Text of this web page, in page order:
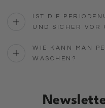
IST DIE
UND SICHER VOR
WIE KANN MAN
WASCHEN?